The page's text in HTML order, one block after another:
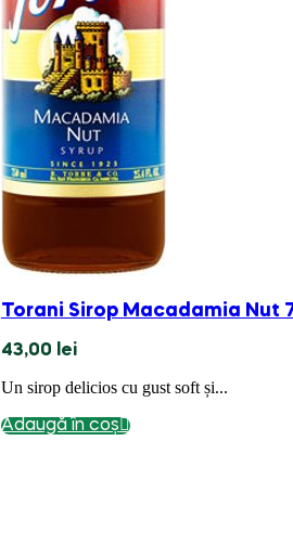
Torani Sirop Macadamia Nut
43,00 lei
Un sirop delicios cu gust soft și...
Adaugă în coș